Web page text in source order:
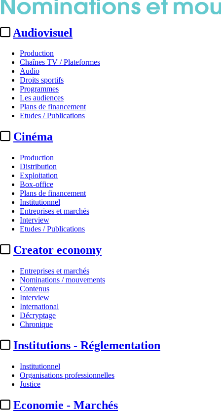
Audiovisuel
Production
Chaînes TV / Plateformes
Audio
Droits sportifs
Programmes
Les audiences
Plans de financement
Etudes / Publications
Cinéma
Production
Distribution
Exploitation
Box-office
Plans de financement
Institutionnel
Entreprises et marchés
Interview
Etudes / Publications
Creator economy
Entreprises et marchés
Nominations / mouvements
Contenus
Interview
International
Décryptage
Chronique
Institutions - Réglementation
Institutionnel
Organisations professionnelles
Justice
Economie - Marchés
Plans de financement
Plan de financement cinéma :
Actualité n° 349143| Publié le 03 juin 2026 11:00
...